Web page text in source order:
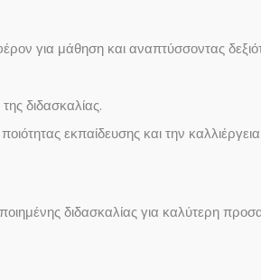
για μάθηση και αναπτύσσοντας
διδασκαλίας.
εκπαίδευσης και την
διδασκαλίας για καλύτερη